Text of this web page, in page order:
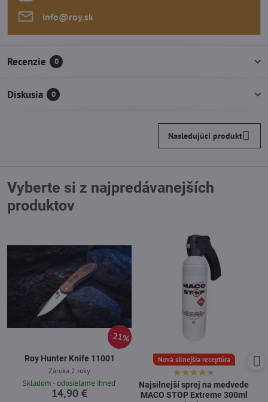
info​@roy​.sk
Recenzie 0
Diskusia 0
Nasledujúci produkt
Vyberte si z najpredávanejších
produktov
21%
Roy Hunter Knife 11001
Záruka 2 roky
Skladom - odosielame ihneď
14,90 €
Nová silnejšia receptúra
Najsilnejší sprej na medvede
MACO STOP Extreme 300ml